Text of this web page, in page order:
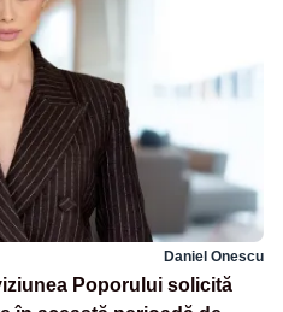
Daniel Onescu
Poporului solicită